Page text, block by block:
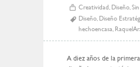
Creatividad, Diseño,
Diseño, Diseño
hechoencasa,
A diez años de la